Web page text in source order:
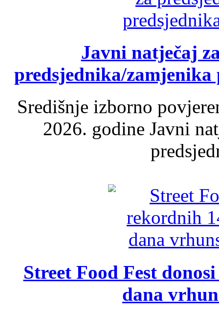
Javni natječaj
predsjednika/
Središnje izborno
2026. godine Javni
Street Food Fest
dana